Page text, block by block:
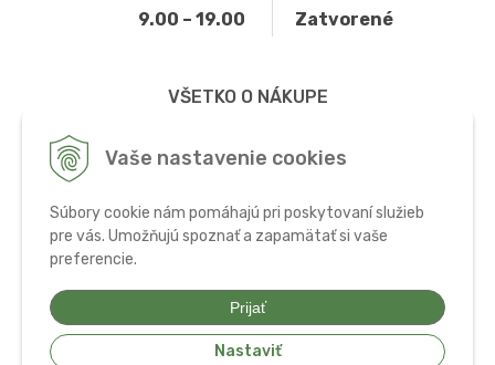
Vaše nastavenie cookies
Súbory cookie nám pomáhajú pri poskytovaní služieb
pre vás. Umožňujú spoznať a zapamätať si vaše
preferencie.
Prijať
Nastaviť
9.00 – 19.00
Zatvorené
VŠETKO O NÁKUPE
Ochrana osobných údajov